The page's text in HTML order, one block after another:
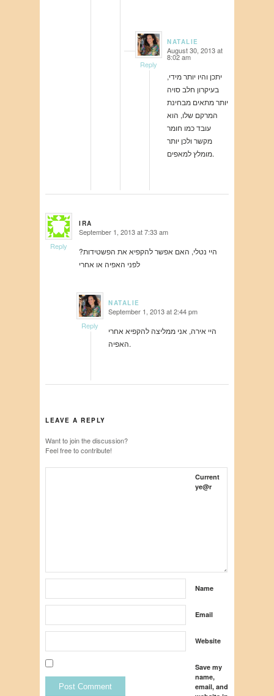
NATALIE
says: August 30, 2013 at
8:02 am
יתכן והיו יותר מידי,
בעיקרון חלב סויה
יותר מתאים מבחינת
המרקם שלו, הוא
עובד כמו חומר
מקשר ולכן יותר
מומלץ למאפים.
Reply
IRA
says: September 1, 2013 at 7:33 am
היי נטלי, האם אפשר להקפיא את הפשטידות?
לפני האפיה או אחרי
Reply
NATALIE
says: September 1, 2013 at 2:44 pm
היי אירה, אני ממליצה להקפיא אחרי
האפיה.
Reply
LEAVE A REPLY
Want to join the discussion?
Feel free to contribute!
Name
Email
Website
Save my
name,
email, and
Current
ye@r